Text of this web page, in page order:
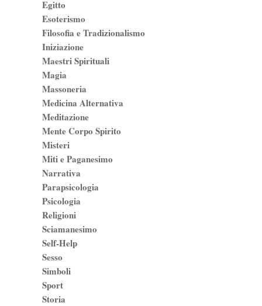
Egitto
Esoterismo
Filosofia e Tradizionalismo
Iniziazione
Maestri Spirituali
Magia
Massoneria
Medicina Alternativa
Meditazione
Mente Corpo Spirito
Misteri
Miti e Paganesimo
Narrativa
Parapsicologia
Psicologia
Religioni
Sciamanesimo
Self-Help
Sesso
Simboli
Sport
Storia